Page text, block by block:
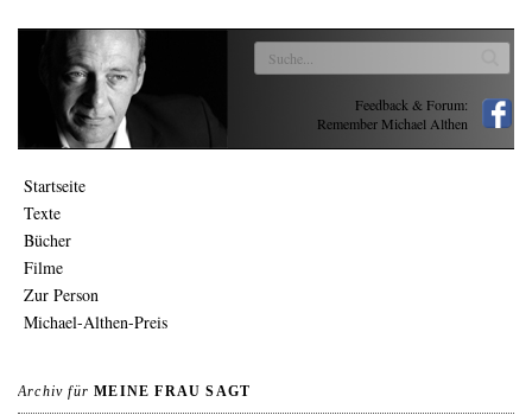
Feedback & Forum:
Remember Michael Althen
Startseite
Texte
Bücher
Filme
Zur Person
Michael-Althen-Preis
Archiv fürMEINE FRAU SAGT